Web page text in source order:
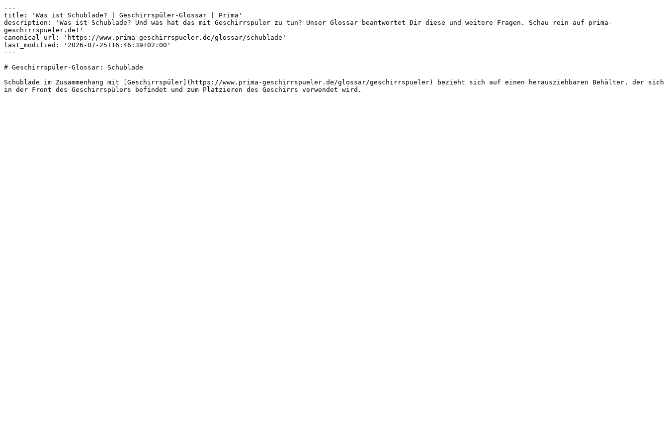
---
title: 'Was ist Schublade? | Geschirrspüler-Glossar | Prima'
description: 'Was ist Schublade? Und was hat das mit Geschirrspüler zu tun? Unser Glossar beantwortet Dir diese und weitere Fragen. Schau rein auf prima-
geschirrspueler.de!'
canonical_url: 'https://www.prima-geschirrspueler.de/glossar/schublade'
last_modified: '2026-07-25T16:46:39+02:00'
---
# Geschirrspüler-Glossar: Schublade
Schublade im Zusammenhang mit [Geschirrspüler](https://www.prima-geschirrspueler.de/glossar/geschirrspueler) bezieht sich auf einen herausziehbaren Behälter, der sich